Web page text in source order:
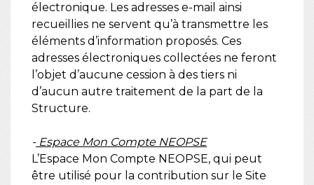
électronique. Les adresses e-mail ainsi
recueillies ne servent qu’à transmettre les
éléments d’information proposés. Ces
adresses électroniques collectées ne feront
l’objet d’aucune cession à des tiers ni
d’aucun autre traitement de la part de la
Structure.
-Espace Mon Compte NEOPSE
L’Espace Mon Compte NEOPSE, qui peut
être utilisé pour la contribution sur le Site